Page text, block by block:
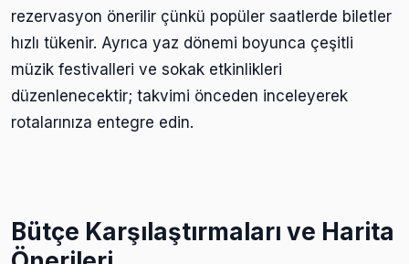
rezervasyon önerilir çünkü popüler saatlerde biletler
hızlı tükenir. Ayrıca yaz dönemi boyunca çeşitli
müzik festivalleri ve sokak etkinlikleri
düzenlenecektir; takvimi önceden inceleyerek
rotalarınıza entegre edin.
Bütçe Karşılaştırmaları ve Harita